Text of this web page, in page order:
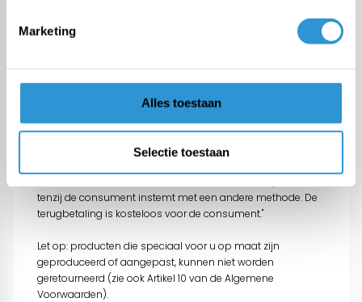
Marketing
Alles toestaan
Selectie toestaan
consument, inclusief eventuele leveringskosten door de
product, onverwijld doch binnen 14 dagen volgend op de
dag waarop de consument hem de herroeping meldt.
Tenzij de ondernemer aanbiedt het product zelf af te halen,
ontvangen of tot de consument aantoont dat hij het
product heeft teruggezonden, naar gelang welk tijdstip
tenzij de consument instemt met een andere methode. De
terugbetaling is kosteloos voor de consument."
Let op: producten die speciaal voor u op maat zijn
geproduceerd of aangepast, kunnen niet worden
geretourneerd (zie ook Artikel 10 van de Algemene
Voorwaarden).